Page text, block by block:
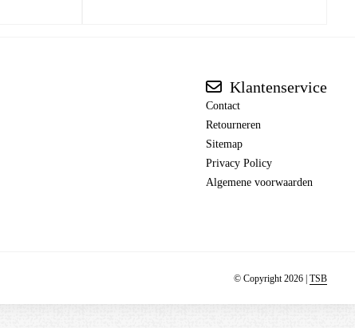
Klantenservice
Contact
Retourneren
Sitemap
Privacy Policy
Algemene voorwaarden
© Copyright 2026 | TSB